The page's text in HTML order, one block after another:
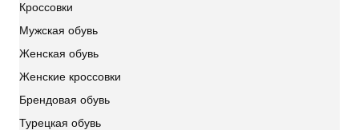
Кроссовки
Мужская обувь
Женская обувь
Женские кроссовки
Брендовая обувь
Турецкая обувь